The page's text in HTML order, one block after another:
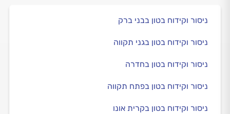
ניסור וקידוח בטון בבני ברק
ניסור וקידוח בטון בגני תקווה
ניסור וקידוח בטון בחדרה
ניסור וקידוח בטון בפתח תקווה
ניסור וקידוח בטון בקרית אונו